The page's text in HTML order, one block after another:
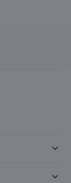
keyboard_arrow_down
keyboard_arrow_down